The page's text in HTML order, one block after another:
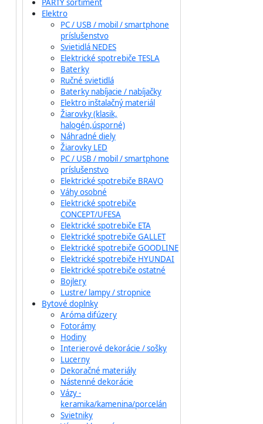
PÁRTY sortiment
Elektro
PC / USB / mobil / smartphone
príslušenstvo
Svietidlá NEDES
Elektrické spotrebiče TESLA
Baterky
Ručné svietidlá
Baterky nabíjacie / nabíjačky
Elektro inštalačný materiál
Žiarovky (klasik,
halogén,úsporné)
Náhradné diely
Žiarovky LED
PC / USB / mobil / smartphone
príslušenstvo
Elektrické spotrebiče BRAVO
Váhy osobné
Elektrické spotrebiče
CONCEPT/UFESA
Elektrické spotrebiče ETA
Elektrické spotrebiče GALLET
Elektrické spotrebiče GOODLINE
Elektrické spotrebiče HYUNDAI
Elektrické spotrebiče ostatné
Bojlery
Lustre/ lampy / stropnice
Bytové doplnky
Aróma difúzery
Fotorámy
Hodiny
Interierové dekorácie / sošky
Lucerny
Dekoračné materiály
Nástenné dekorácie
Vázy -
keramika/kamenina/porcelán
Svietniky